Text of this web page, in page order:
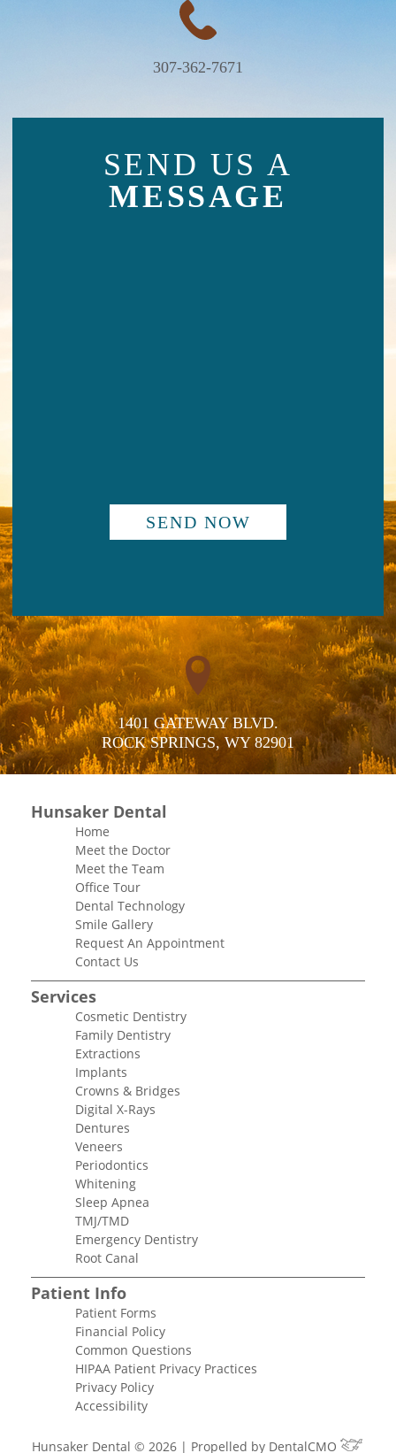
307-362-7671
SEND US A
MESSAGE
1401 GATEWAY BLVD.
ROCK SPRINGS, WY 82901
Hunsaker Dental
Home
Meet the Doctor
Meet the Team
Office Tour
Dental Technology
Smile Gallery
Request An Appointment
Contact Us
Services
Cosmetic Dentistry
Family Dentistry
Extractions
Implants
Crowns & Bridges
Digital X-Rays
Dentures
Veneers
Periodontics
Whitening
Sleep Apnea
TMJ/TMD
Emergency Dentistry
Root Canal
Patient Info
Patient Forms
Financial Policy
Common Questions
HIPAA Patient Privacy Practices
Privacy Policy
Accessibility
Hunsaker Dental © 2026 | Propelled by DentalCMO